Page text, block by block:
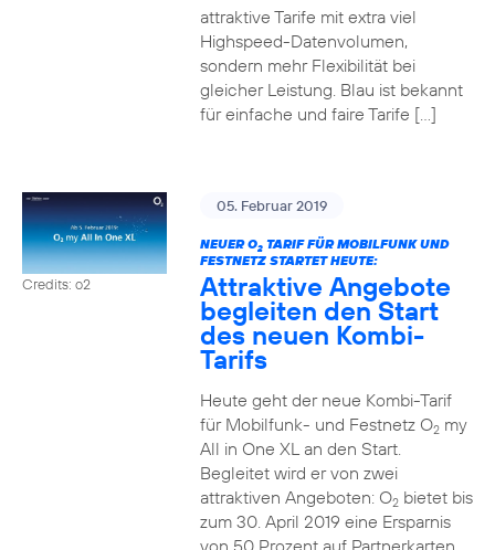
attraktive Tarife mit extra viel
Highspeed-Datenvolumen,
sondern mehr Flexibilität bei
gleicher Leistung. Blau ist bekannt
für einfache und faire Tarife […]
Credits: o2
05. Februar 2019
NEUER O2TARIF FÜR MOBILFUNK UND
FESTNETZ STARTET HEUTE:
Attraktive Angebote
begleiten den Start
des neuen Kombi-
Tarifs
Heute geht der neue Kombi-Tarif
für Mobilfunk- und Festnetz O2my
All in One XL an den Start.
Begleitet wird er von zwei
attraktiven Angeboten: O2bietet bis
zum 30. April 2019 eine Ersparnis
von 50 Prozent auf Partnerkarten.